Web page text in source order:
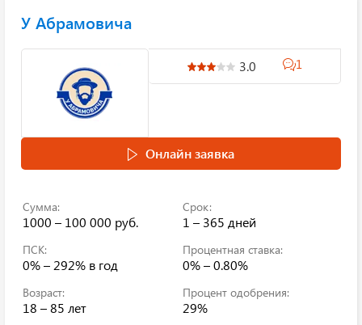
У Абрамовича
3.0 1
Онлайн заявка
Сумма:
1000 – 100 000 руб.
Срок:
1 – 365 дней
ПСК:
0% – 292% в год
Процентная ставка:
0% – 0.80%
Возраст:
18 – 85 лет
Процент одобрения:
29%